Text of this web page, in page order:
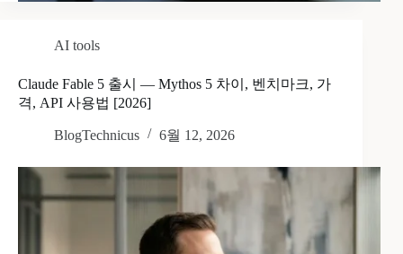
AI tools
Claude Fable 5 출시 — Mythos 5 차이, 벤치마크, 가
격, API 사용법 [2026]
BlogTechnicus 6월 12, 2026